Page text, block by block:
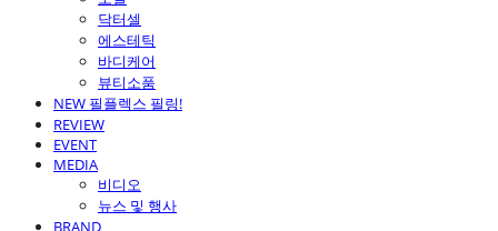
닥터셀
에스테틱
바디케어
뷰티소품
NEW 필플렉스 필링!
REVIEW
EVENT
MEDIA
비디오
뉴스 및 행사
BRAND